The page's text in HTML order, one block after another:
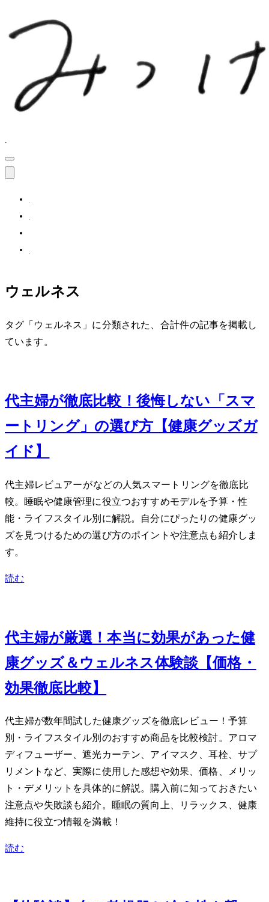
ウェルネス
タグ「ウェルネス」に分類された、合計 3 件の記事を掲載し
ています。
40代主婦が徹底比較！後悔しない「スマ
ートリング」の選び方【健康グッズガ
イド】
40代主婦レビュアーがOura Ringなどの人気スマートリングを徹底比
較。睡眠や健康管理に役立つおすすめモデルを予算・性
能・ライフスタイル別に解説。自分にぴったりの健康グッ
ズを見つけるための選び方のポイントや注意点も紹介しま
す。
読む
40代主婦が厳選！本当に効果があった健
康グッズ＆ウェルネス体験談【価格・
効果徹底比較】
40代主婦が数年間試した健康グッズを徹底レビュー！予算
別・ライフスタイル別のおすすめ商品を比較検討。アロマ
ディフューザー、遮光カーテン、アイマスク、耳栓、サプ
リメントなど、実際に使用した感想や効果、価格、メリッ
ト・デメリットを具体的に解説。購入前に知っておきたい
注意点や失敗談も紹介。睡眠の質向上、リラックス、健康
維持に役立つ情報を満載！
読む